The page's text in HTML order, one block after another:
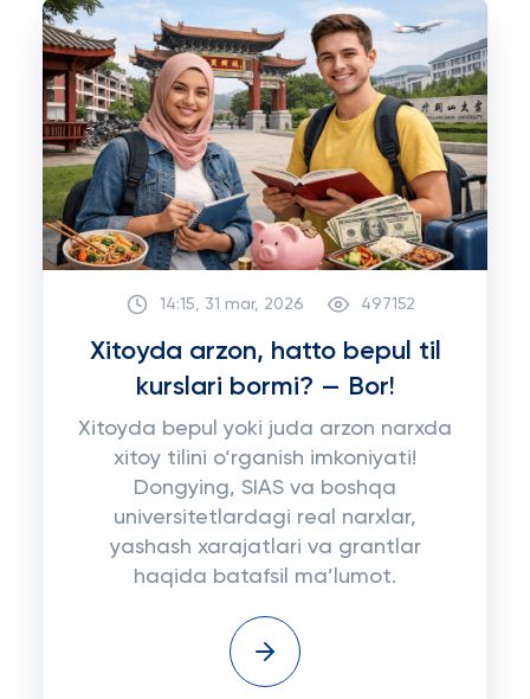
14:15, 31 mar, 2026 497152
Xitoyda arzon, hatto bepul til
kurslari bormi? — Bor!
Xitoyda bepul yoki juda arzon narxda
xitoy tilini o‘rganish imkoniyati!
Dongying, SIAS va boshqa
universitetlardagi real narxlar,
yashash xarajatlari va grantlar
haqida batafsil ma’lumot.